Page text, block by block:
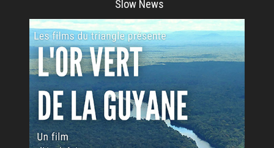
Slow News